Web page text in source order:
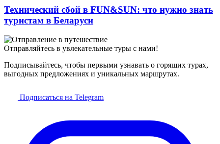
Технический сбой в FUN&SUN: что нужно знать
туристам в Беларуси
Отправляйтесь в увлекательные туры с нами!
Подписывайтесь, чтобы первыми узнавать о горящих турах,
выгодных предложениях и уникальных маршрутах.
Подписаться на Telegram